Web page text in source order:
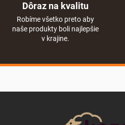
Dôraz na kvalitu
Robíme všetko preto aby
naše produkty boli najlepšie
v krajine.